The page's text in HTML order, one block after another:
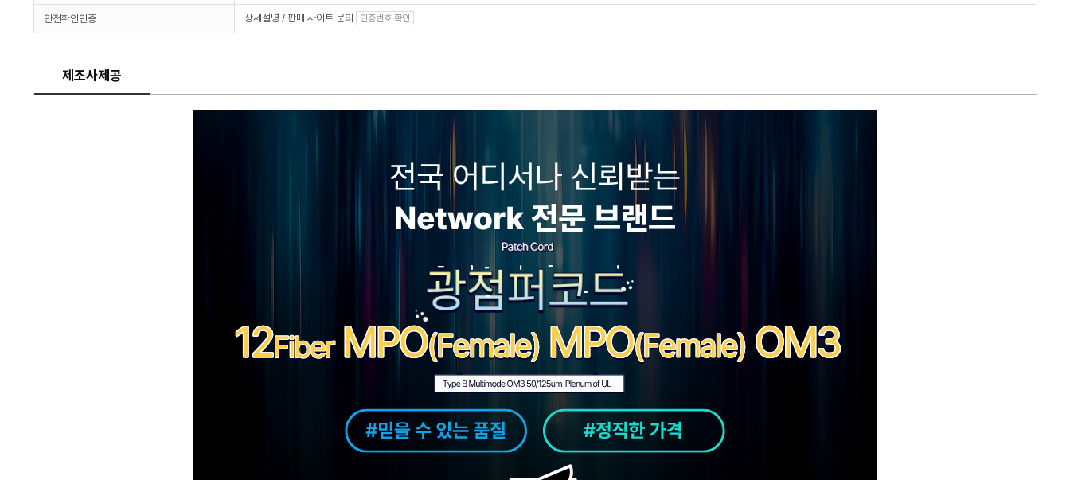
안전확인인증 상세설명 / 판매 사이트 문의 인증번호 확인
제조사제공